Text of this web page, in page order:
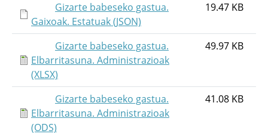
Gizarte babeseko gastua.
Gaixoak. Estatuak (JSON)
19.47 KB
Gizarte babeseko gastua.
Elbarritasuna. Administrazioak
(XLSX)
49.97 KB
Gizarte babeseko gastua.
Elbarritasuna. Administrazioak
(ODS)
41.08 KB